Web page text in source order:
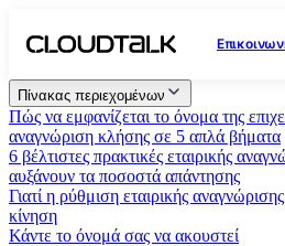
Πίνακας περιεχομένων
Πώς να εμφανίζεται το όνομα της
αναγνώριση κλήσης σε 5 απλά βήματα
6 βέλτιστες πρακτικές εταιρικής
αυξάνουν τα ποσοστά απάντησης
Γιατί η ρύθμιση εταιρικής
κίνηση
Κάντε το όνομά σας να ακουστεί